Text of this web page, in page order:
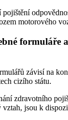
motorového
formuláře
závisí na
cizího státu.
zdravotního
jsou k